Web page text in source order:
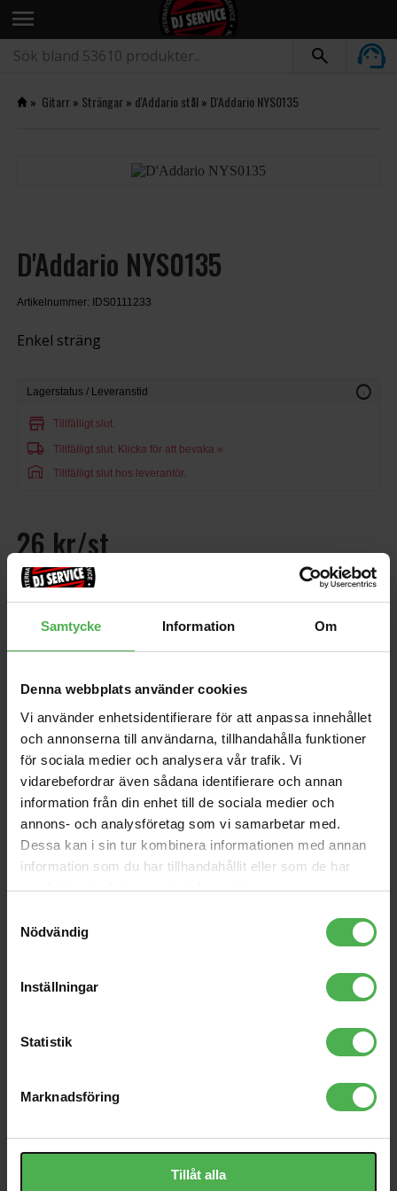
Samtycke Information Om
Denna webbplats använder cookies
Vi använder enhetsidentifierare för att anpassa innehållet
och annonserna till användarna, tillhandahålla funktioner
för sociala medier och analysera vår trafik. Vi
vidarebefordrar även sådana identifierare och annan
information från din enhet till de sociala medier och
annons- och analysföretag som vi samarbetar med.
Dessa kan i sin tur kombinera informationen med annan
information som du har tillhandahållit eller som de har
samlat in när du har använt deras tjänster.
Nödvändig
Inställningar
Statistik
Marknadsföring
Tillåt alla
menu
» Gitarr» Strängar» d'Addario stål» D'Addario NYS0135
D'Addario NYS0135
Artikelnummer: IDS0111233
Enkel sträng
Lagerstatus / Leveranstid info
store Tillfälligt slut.
local_shipping Tillfälligt slut. Klicka för att bevaka »
warehouse Tillfälligt slut hos leverantör.
26 kr/st
shopping_cart favorite
Andra som handlade D'Addario NYS0135 köpte även
RMC-B50 15m
401 kr
3.5mm Ma ST > 6.3mm
Ma ST Black 2m
Damper Set EDZ20
80 kr
MIDI Coupler 5-pin DIN to
100 kr
SKM 100 G4-S-A
2549 kr
VS-Box 100/1 White
599 kr
Clone 1
Powercable CEE 7/7
Angled > IEC C13 2m
CX-516W Fäste